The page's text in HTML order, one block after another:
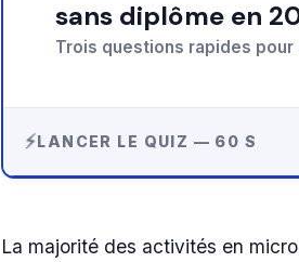
sans diplôme en
Trois questions rapides
LANCER LE QUIZ — 60 S
La majorité des activités en